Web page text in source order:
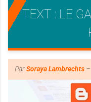
TEXT: LE
ParSoraya Lambrechts